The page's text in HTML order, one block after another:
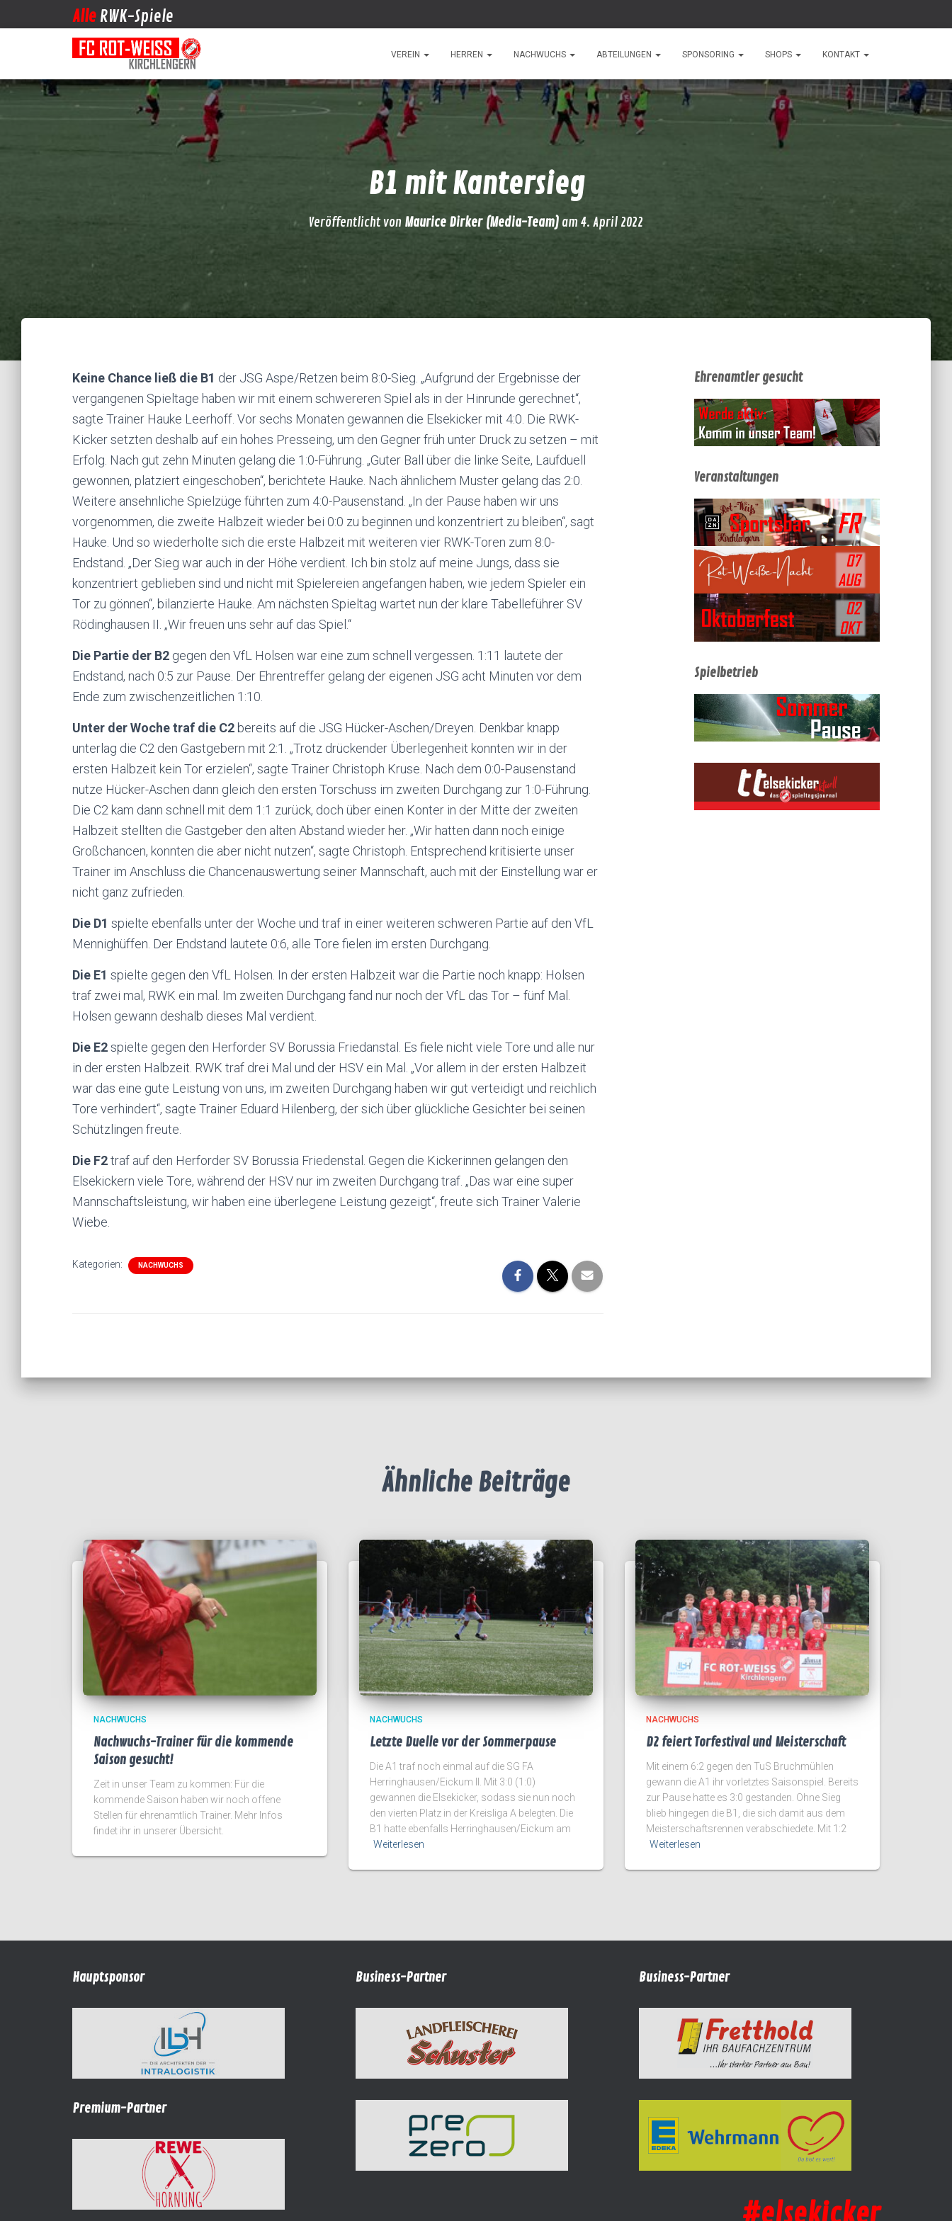
Alle RWK-Spiele
VEREIN HERREN NACHWUCHS ABTEILUNGEN SPONSORING SHOPS KONTAKT
B1 mit Kantersieg
Veröffentlicht von Maurice Dirker (Media-Team) am 4. April 2022
Keine Chance ließ die B1 der JSG Aspe/Retzen beim 8:0-Sieg. „Aufgrund der Ergebnisse der
vergangenen Spieltage haben wir mit einem schwereren Spiel als in der Hinrunde gerechnet“,
sagte Trainer Hauke Leerhoff. Vor sechs Monaten gewannen die Elsekicker mit 4:0. Die RWK-
Kicker setzten deshalb auf ein hohes Presseing, um den Gegner früh unter Druck zu setzen – mit
Erfolg. Nach gut zehn Minuten gelang die 1:0-Führung. „Guter Ball über die linke Seite, Laufduell
gewonnen, platziert eingeschoben“, berichtete Hauke. Nach ähnlichem Muster gelang das 2:0.
Weitere ansehnliche Spielzüge führten zum 4:0-Pausenstand. „In der Pause haben wir uns
vorgenommen, die zweite Halbzeit wieder bei 0:0 zu beginnen und konzentriert zu bleiben“, sagt
Hauke. Und so wiederholte sich die erste Halbzeit mit weiteren vier RWK-Toren zum 8:0-
Endstand. „Der Sieg war auch in der Höhe verdient. Ich bin stolz auf meine Jungs, dass sie
konzentriert geblieben sind und nicht mit Spielereien angefangen haben, wie jedem Spieler ein
Tor zu gönnen“, bilanzierte Hauke. Am nächsten Spieltag wartet nun der klare Tabelleführer SV
Rödinghausen II. „Wir freuen uns sehr auf das Spiel.“
Die Partie der B2 gegen den VfL Holsen war eine zum schnell vergessen. 1:11 lautete der
Endstand, nach 0:5 zur Pause. Der Ehrentreffer gelang der eigenen JSG acht Minuten vor dem
Ende zum zwischenzeitlichen 1:10.
Unter der Woche traf die C2 bereits auf die JSG Hücker-Aschen/Dreyen. Denkbar knapp
unterlag die C2 den Gastgebern mit 2:1. „Trotz drückender Überlegenheit konnten wir in der
ersten Halbzeit kein Tor erzielen“, sagte Trainer Christoph Kruse. Nach dem 0:0-Pausenstand
nutze Hücker-Aschen dann gleich den ersten Torschuss im zweiten Durchgang zur 1:0-Führung.
Die C2 kam dann schnell mit dem 1:1 zurück, doch über einen Konter in der Mitte der zweiten
Halbzeit stellten die Gastgeber den alten Abstand wieder her. „Wir hatten dann noch einige
Großchancen, konnten die aber nicht nutzen“, sagte Christoph. Entsprechend kritisierte unser
Trainer im Anschluss die Chancenauswertung seiner Mannschaft, auch mit der Einstellung war er
nicht ganz zufrieden.
Die D1 spielte ebenfalls unter der Woche und traf in einer weiteren schweren Partie auf den VfL
Mennighüffen. Der Endstand lautete 0:6, alle Tore fielen im ersten Durchgang.
Die E1 spielte gegen den VfL Holsen. In der ersten Halbzeit war die Partie noch knapp: Holsen
traf zwei mal, RWK ein mal. Im zweiten Durchgang fand nur noch der VfL das Tor – fünf Mal.
Holsen gewann deshalb dieses Mal verdient.
Die E2spielte gegen den Herforder SV Borussia Friedanstal. Es fiele nicht viele Tore und alle nur
in der ersten Halbzeit. RWK traf drei Mal und der HSV ein Mal. „Vor allem in der ersten Halbzeit
war das eine gute Leistung von uns, im zweiten Durchgang haben wir gut verteidigt und reichlich
Tore verhindert“, sagte Trainer Eduard Hilenberg, der sich über glückliche Gesichter bei seinen
Schützlingen freute.
Die F2traf auf den Herforder SV Borussia Friedenstal. Gegen die Kickerinnen gelangen den
Elsekickern viele Tore, während der HSV nur im zweiten Durchgang traf. „Das war eine super
Mannschaftsleistung, wir haben eine überlegene Leistung gezeigt“, freute sich Trainer Valerie
Wiebe.
Kategorien: NACHWUCHS
Ehrenamtler gesucht
Veranstaltungen
Spielbetrieb
Ähnliche Beiträge
NACHWUCHS
Nachwuchs-Trainer für die kommende
Saison gesucht!
Zeit in unser Team zu kommen: Für die
kommende Saison haben wir noch offene
Stellen für ehrenamtlich Trainer. Mehr Infos
findet ihr in unserer Übersicht.
NACHWUCHS
Letzte Duelle vor der Sommerpause
Die A1 traf noch einmal auf die SG FA
Herringhausen/Eickum II. Mit 3:0 (1:0)
gewannen die Elsekicker, sodass sie nun noch
den vierten Platz in der Kreisliga A belegten. Die
B1 hatte ebenfalls Herringhausen/Eickum am
Weiterlesen
NACHWUCHS
D2 feiert Torfestival und Meisterschaft
Mit einem 6:2 gegen den TuS Bruchmühlen
gewann die A1 ihr vorletztes Saisonspiel. Bereits
zur Pause hatte es 3:0 gestanden. Ohne Sieg
blieb hingegen die B1, die sich damit aus dem
Meisterschaftsrennen verabschiedete. Mit 1:2
Weiterlesen
Hauptsponsor
Premium-Partner
Business-Partner Business-Partner